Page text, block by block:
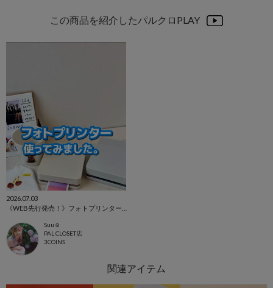
この商品を紹介したパルクロPLAY
2026.07.03
Suu☺︎
PAL CLOSET店
3COINS